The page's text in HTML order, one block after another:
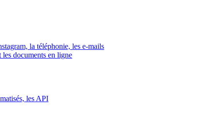
la téléphonie, les e-mails
les documents en ligne
les API